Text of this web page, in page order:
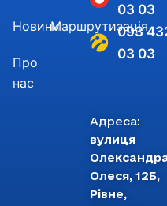
Адреса:
вулиця
Олеся, 12Б,
Рівне,
03 03
093
03 03
Новини
Про
нас
Маршрутизація